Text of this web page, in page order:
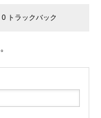
0 トラックバック